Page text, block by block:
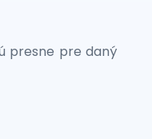
presne pre daný